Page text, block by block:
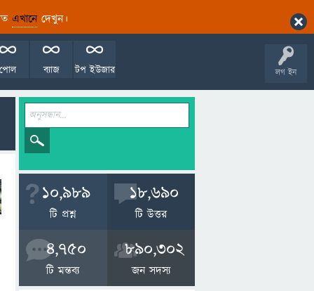
এখানেদেখুন।
লগ ইন
টপ ইউজার
ব্যাজ
পোল
10,989
টি প্রশ্ন
18,690
টি উত্তর
4,750
টি মন্তব্য
890,302
জন সদস্য